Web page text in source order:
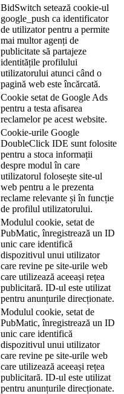
BidSwitch setează cookie-ul
google_push ca identificator
de utilizator pentru a permite
mai multor agenți de
publicitate să partajeze
identitățile profilului
utilizatorului atunci când o
pagină web este încărcată.
Cookie setat de Google Ads
pentru a testa afisarea
reclamelor pe acest website.
Cookie-urile Google
DoubleClick IDE sunt folosite
pentru a stoca informații
despre modul în care
utilizatorul folosește site-ul
web pentru a le prezenta
reclame relevante și în funcție
de profilul utilizatorului.
Modulul cookie, setat de
PubMatic, înregistrează un ID
unic care identifică
dispozitivul unui utilizator
care revine pe site-urile web
care utilizează aceeași rețea
publicitară. ID-ul este utilizat
pentru anunțurile direcționate.
Modulul cookie, setat de
PubMatic, înregistrează un ID
unic care identifică
dispozitivul unui utilizator
care revine pe site-urile web
care utilizează aceeași rețea
publicitară. ID-ul este utilizat
pentru anunțurile direcționate.